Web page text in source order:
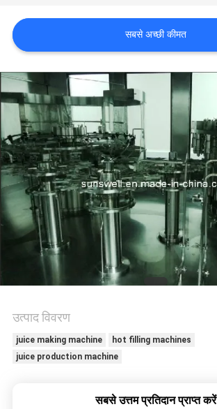
संपर्क
करें
समाचार
एक
उद्धरण
की
विनती
करे
साइटमैप
PRIVACY
POLICY
सबसे अच्छी कीमत
उत्पाद विवरण
juice making machine
hot filling machines
juice production machine
सबसे उत्तम प्रतिदान प्राप्त करें